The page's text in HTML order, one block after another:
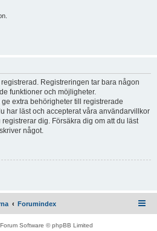
Registreringen tar bara någon
funktioner och möjligheter.
extra behörigheter till registrerade
har läst och accepterat våra användarvillkor
dig. Försäkra dig om att du läst
något.
Forumindex
Software © phpBB Limited